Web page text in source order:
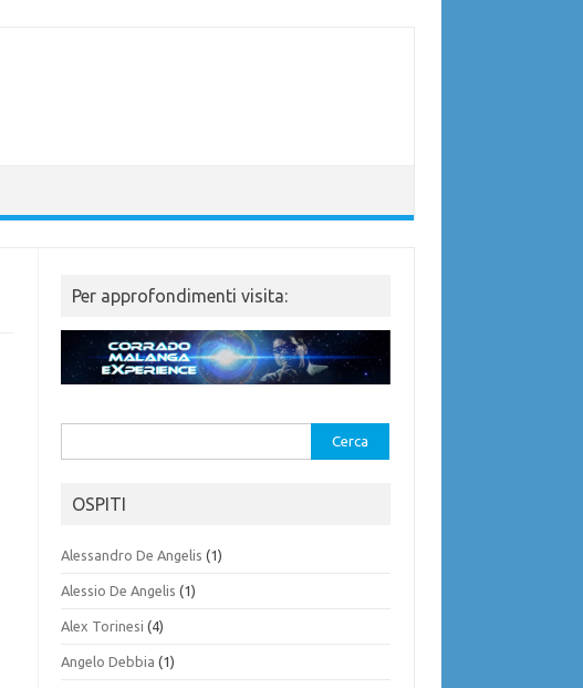
Per approfondimenti visita:
per:
OSPITI
Alessandro De Angelis (1)
Alessio De Angelis (1)
Alex Torinesi (4)
Angelo Debbia (1)